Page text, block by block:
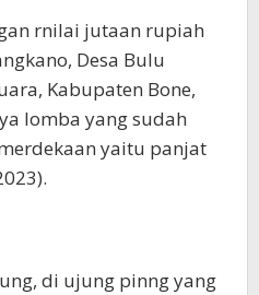
rnilai jutaan rupiah
Desa Bulu
Kabupaten Bone,
lomba yang sudah
yaitu panjat
di ujung pinng yang